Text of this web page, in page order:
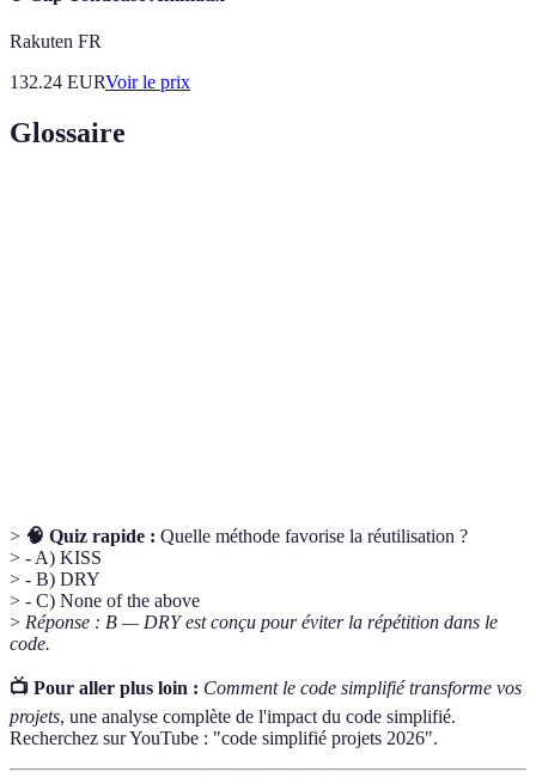
Rakuten FR
132.24 EURVoir le prix
Glossaire
> 🧠 Quiz rapide : Quelle méthode favorise la réutilisation ?
> - A) KISS
> - B) DRY
> - C) None of the above
> Réponse : B — DRY est conçu pour éviter la répétition dans le
code.
📺 Pour aller plus loin : Comment le code simplifié transforme vos
projets, une analyse complète de l'impact du code simplifié.
Recherchez sur YouTube : "code simplifié projets 2026".